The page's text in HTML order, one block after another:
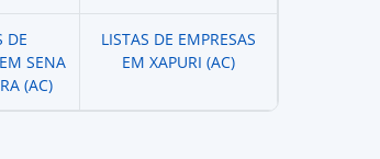
DE
SENA
(AC)
LISTAS DE EMPRESAS
EM XAPURI (AC)